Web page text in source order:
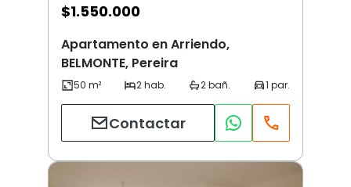
$1.550.000
Apartamento en Arriendo,
BELMONTE, Pereira
Contactar